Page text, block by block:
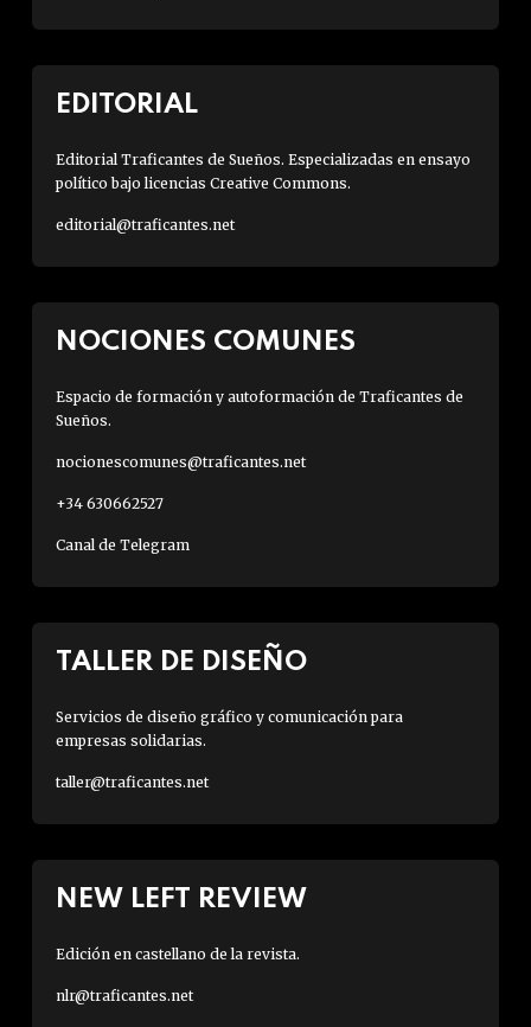
EDITORIAL
Editorial Traficantes de Sueños. Especializadas en ensayo
político bajo licencias Creative Commons.
editorial@traficantes.net
NOCIONES COMUNES
Espacio de formación y autoformación de Traficantes de
Sueños.
nocionescomunes@traficantes.net
+34 630662527
Canal de Telegram
TALLER DE DISEÑO
Servicios de diseño gráfico y comunicación para
empresas solidarias.
taller@traficantes.net
NEW LEFT REVIEW
Edición en castellano de la revista.
nlr@traficantes.net